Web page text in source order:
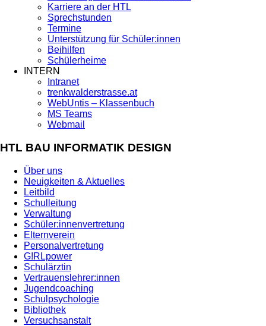
Karriere an der HTL
Sprechstunden
Termine
Unterstützung für Schüler:innen
Beihilfen
Schülerheime
INTERN
Intranet
trenkwalderstrasse.at
WebUntis – Klassenbuch
MS Teams
Webmail
HTL BAU INFORMATIK DESIGN
Über uns
Neuigkeiten & Aktuelles
Leitbild
Schulleitung
Verwaltung
Schüler:innenvertretung
Elternverein
Personalvertretung
G!RLpower
Schulärztin
Vertrauenslehrer:innen
Jugendcoaching
Schulpsychologie
Bibliothek
Versuchsanstalt